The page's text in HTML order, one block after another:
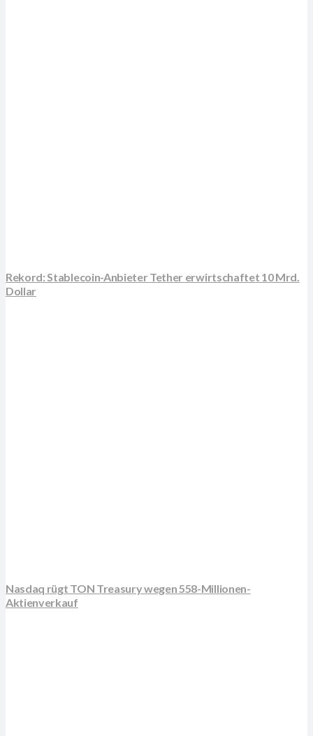
Rekord: Stablecoin-Anbieter Tether erwirtschaftet 10 Mrd.
Dollar
Nasdaq rügt TON Treasury wegen 558-Millionen-
Aktienverkauf